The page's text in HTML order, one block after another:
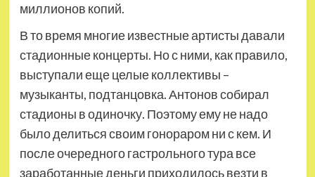
миллионов копий.
В то время многие известные артисты давали
стадионные концерты. Но с ними, как правило,
выступали еще целые коллективы –
музыканты, подтанцовка. Антонов собирал
стадионы в одиночку. Поэтому ему не надо
было делиться своим гонораром ни с кем. И
после очередного гастрольного тура все
заработанные деньги приходилось везти в